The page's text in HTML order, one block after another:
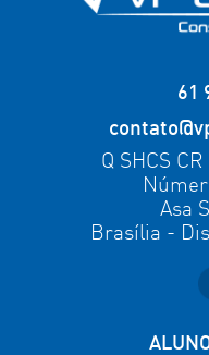
61
Q SHCS
Asa
Brasília -